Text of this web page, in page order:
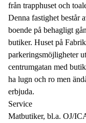
från trapphuset och
Denna fastighet består
boende på behagligt
butiker. Huset på
parkeringsmöjligheter
centrumgatan med
ha lugn och ro men
erbjuda.
Service
Matbutiker, bl.a. OJ/